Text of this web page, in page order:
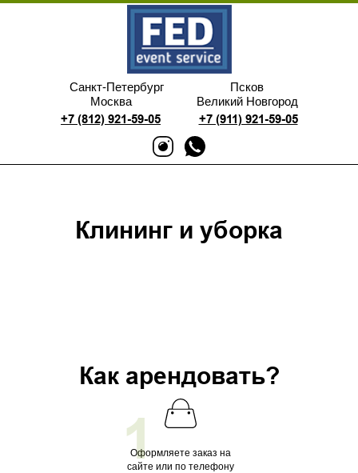
Санкт-Петербург
Москва
+7 (812) 921-59-05
Псков
Великий Новгород
+7 (911) 921-59-05
Клининг и уборка
Оформляете заказ на
сайте или по телефону
Как арендовать?
1